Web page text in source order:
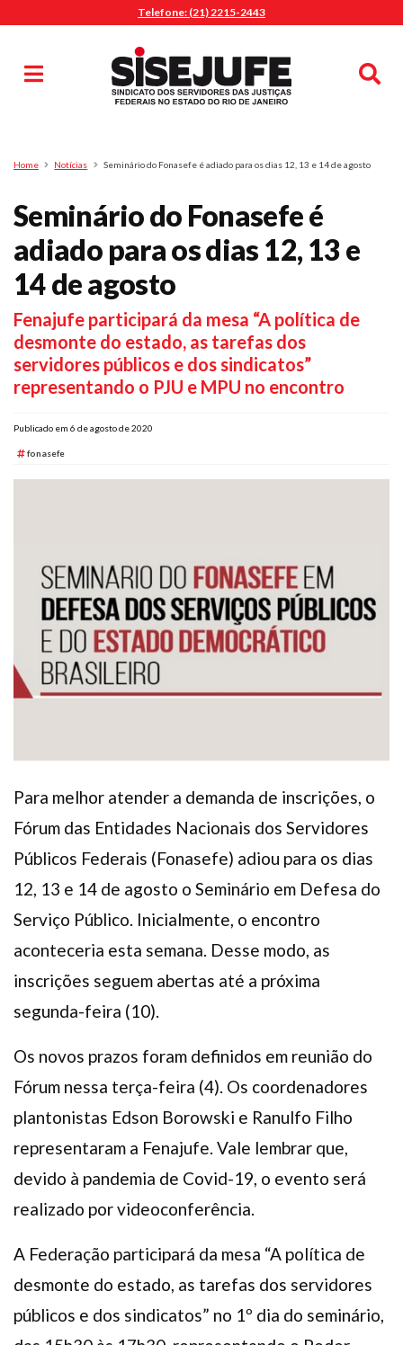
Telefone: (21) 2215-2443
Pesquisa
Home Notícias Seminário do Fonasefe é adiado para os dias 12, 13 e 14 de agosto
Seminário do Fonasefe é
adiado para os dias 12, 13 e
14 de agosto
Fenajufe participará da mesa “A política de
desmonte do estado, as tarefas dos
servidores públicos e dos sindicatos”
representando o PJU e MPU no encontro
Publicado em 6 de agosto de 2020
fonasefe
Para melhor atender a demanda de inscrições, o
Fórum das Entidades Nacionais dos Servidores
Públicos Federais (Fonasefe) adiou para os dias
12, 13 e 14 de agosto o Seminário em Defesa do
Serviço Público. Inicialmente, o encontro
aconteceria esta semana. Desse modo, as
inscrições seguem abertas até a próxima
segunda-feira (10).
Os novos prazos foram definidos em reunião do
Fórum nessa terça-feira (4). Os coordenadores
plantonistas Edson Borowski e Ranulfo Filho
representaram a Fenajufe. Vale lembrar que,
devido à pandemia de Covid-19, o evento será
realizado por videoconferência.
A Federação participará da mesa “A política de
desmonte do estado, as tarefas dos servidores
públicos e dos sindicatos” no 1º dia do seminário,
MENU
Sindicalize-se
Diretoria
O Sindicato
Agenda
Casa do Alto
Sede Campestre
Nossos Convênios
Gympass Wellhub
Seguro Auto
Plano de Saúde
Assistência Funeral